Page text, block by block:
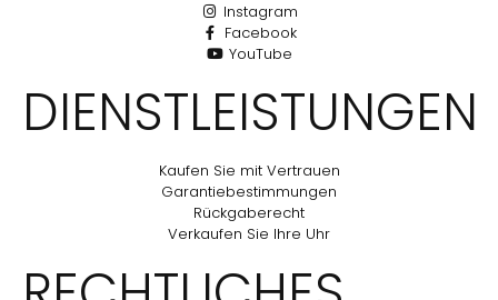
Instagram
Facebook
YouTube
DIENSTLEISTUNGEN
Kaufen Sie mit Vertrauen
Garantiebestimmungen
Rückgaberecht
Verkaufen Sie Ihre Uhr